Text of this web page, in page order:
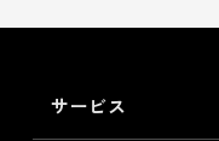
サービス